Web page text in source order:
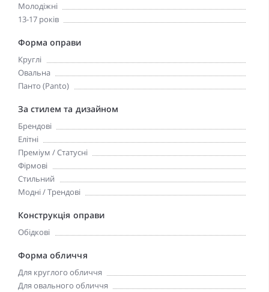
Молодіжні
13-17 років
Форма оправи
Круглі
Овальна
Панто (Panto)
За стилем та дизайном
Брендові
Елітні
Преміум / Статусні
Фірмові
Стильний
Модні / Трендові
Конструкція оправи
Обідкові
Форма обличчя
Для круглого обличчя
Для овального обличчя